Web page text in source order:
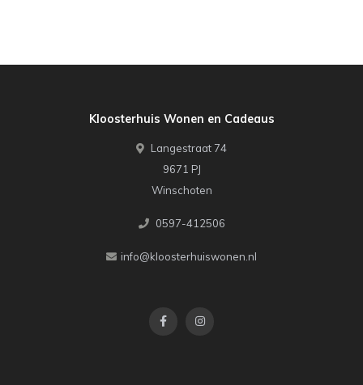
Kloosterhuis Wonen en Cadeaus
Langestraat 74
9671 PJ
Winschoten
0597-412506
info@kloosterhuiswonen.nl